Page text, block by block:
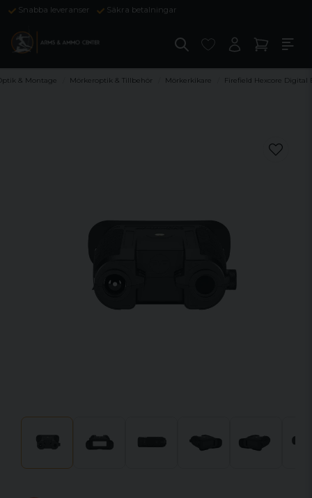
Snabba leveranser Säkra betalningar
& Montage Mörkeroptik & Tillbehör Mörkerkikare Firefield Hexcore Digital